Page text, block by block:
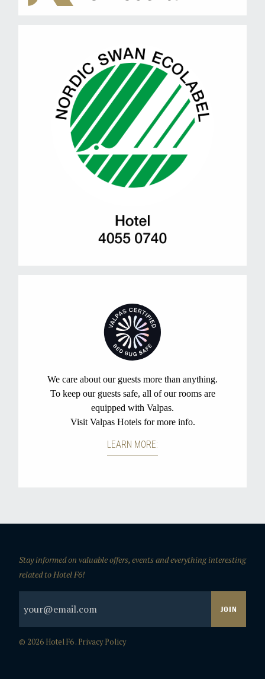
Stay informed on valuable offers, events and everything interesting
related to Hotel F6!
© 2026 Hotel F6 . Privacy Policy